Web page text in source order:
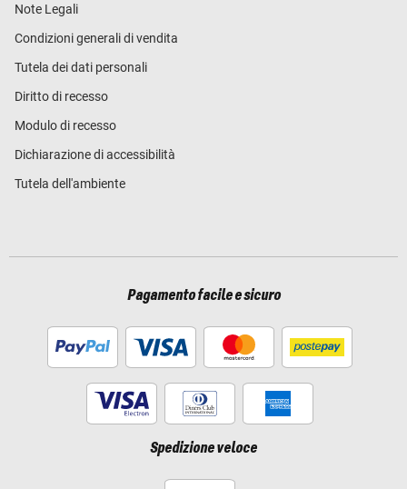
Note Legali
Condizioni generali di vendita
Tutela dei dati personali
Diritto di recesso
Modulo di recesso
Dichiarazione di accessibilità
Tutela dell'ambiente
Pagamento facile e sicuro
Spedizione veloce